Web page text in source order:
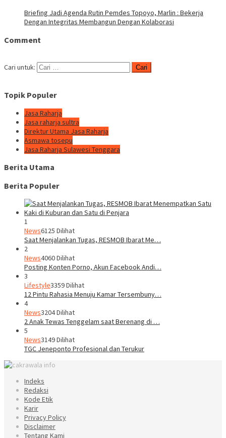
Briefing Jadi Agenda Rutin Pemdes Topoyo, Marlin : Bekerja
Dengan Integritas Membangun Dengan Kolaborasi
Comment
Cari untuk:
Topik Populer
Jasa Raharja
Jasa raharja sultra
Direktur Utama Jasa Raharja
Asmawa tosepu
Jasa Raharja Sulawesi Tenggara
Berita Utama
Berita Populer
1
News6125 Dilihat
Saat Menjalankan Tugas, RESMOB Ibarat Me…
2
News4060 Dilihat
Posting Konten Porno, Akun Facebook Andi…
3
Lifestyle3359 Dilihat
12 Pintu Rahasia Menuju Kamar Tersembuny…
4
News3204 Dilihat
2 Anak Tewas Tenggelam saat Berenang di …
5
News3149 Dilihat
TGC Jeneponto Profesional dan Terukur
Indeks
Redaksi
Kode Etik
Karir
Privacy Policy
Disclaimer
Tentang Kami